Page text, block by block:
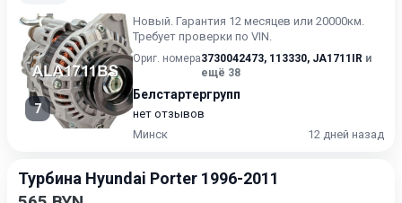
7
Новый. Гарантия 12 месяцев или 20000км.
Требует проверки по VIN.
Ориг. номера3730042473, 113330, JA1711IR и
ещё 38
Белстартергрупп
нет отзывов
Минск
12 дней назад
Турбина Hyundai Porter 1996-2011